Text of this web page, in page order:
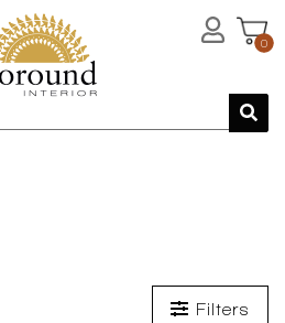
0
Filters